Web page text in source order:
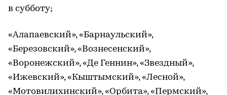
в субботу;
«Алапаевский», «Барнаульский»,
«Березовский», «Вознесенский»,
«Воронежский», «Де Геннин», «Звездный»,
«Ижевский», «Кыштымский», «Лесной»,
«Мотовилихинский», «Орбита», «Пермский»,